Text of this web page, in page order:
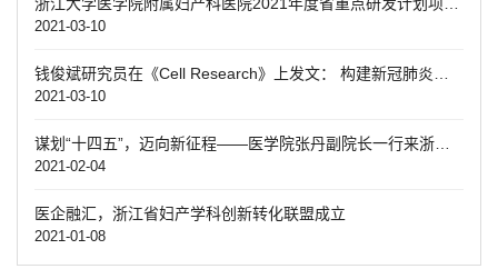
2021-03-10
2021-03-10
2021-02-04
医企融汇，浙江省妇产学科创新转化联盟成立
2021-01-08